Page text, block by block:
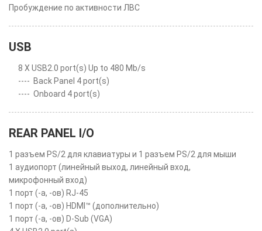
Пробуждение по активности ЛВС
USB
8 X USB2.0 port(s) Up to 480 Mb/s
---- Back Panel 4 port(s)
---- Onboard 4 port(s)
REAR PANEL I/O
1 разъем PS/2 для клавиатуры и 1 разъем PS/2 для мыши
1 аудиопорт (линейный выход, линейный вход,
микрофонный вход)
1 порт (-а, -ов) RJ-45
1 порт (-а, -ов) HDMI™ (дополнительно)
1 порт (-а, -ов) D-Sub (VGA)